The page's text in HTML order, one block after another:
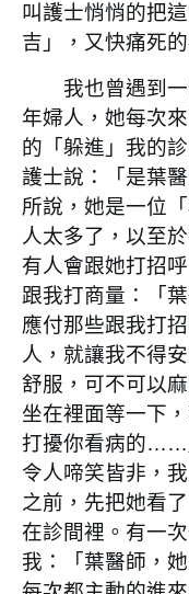
叫護士悄悄的把
吉」，又快痛死
我也曾遇到一
年婦人，她每次
的「躲進」我的
護士說：「是葉
所說，她是一位
人太多了，以至
有人會跟她打招
跟我打商量：「
應付那些跟我打
人，就讓我不得
舒服，可不可以
坐在裡面等一下
打擾你看病的……
令人啼笑皆非，
之前，先把她看
在診間裡。有一
我：「葉醫師，